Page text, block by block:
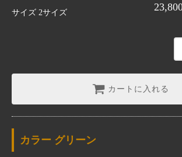
サイズ 2サイズ
カートに入れる
カラー グリーン